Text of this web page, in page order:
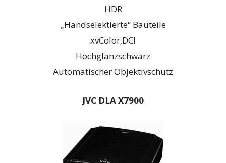
HDR
„Handselektierte“ Bauteile
xvColor,DCI
Hochglanzschwarz
Automatischer Objektivschutz
JVC DLA X7900